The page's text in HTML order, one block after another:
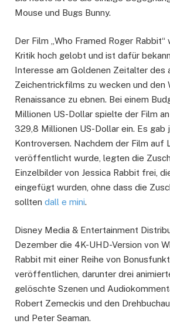
Mouse und Bugs Bunny.
Der Film „Who Framed Roger Rabbit“
Kritik hoch gelobt und ist dafür
Interesse am Goldenen Zeitalter des
Zeichentrickfilms zu wecken und den
Renaissance zu ebnen. Bei einem
Millionen US-Dollar spielte der Film
329,8 Millionen US-Dollar ein. Es gab
Kontroversen. Nachdem der Film auf
veröffentlicht wurde, legten die
Einzelbilder von Jessica Rabbit frei,
eingefügt wurden, ohne dass die
sollten dall e mini.
Disney Media & Entertainment
Dezember die 4K-UHD-Version von
Rabbit mit einer Reihe von
veröffentlichen, darunter drei
gelöschte Szenen und
Robert Zemeckis und den
und Peter Seaman.